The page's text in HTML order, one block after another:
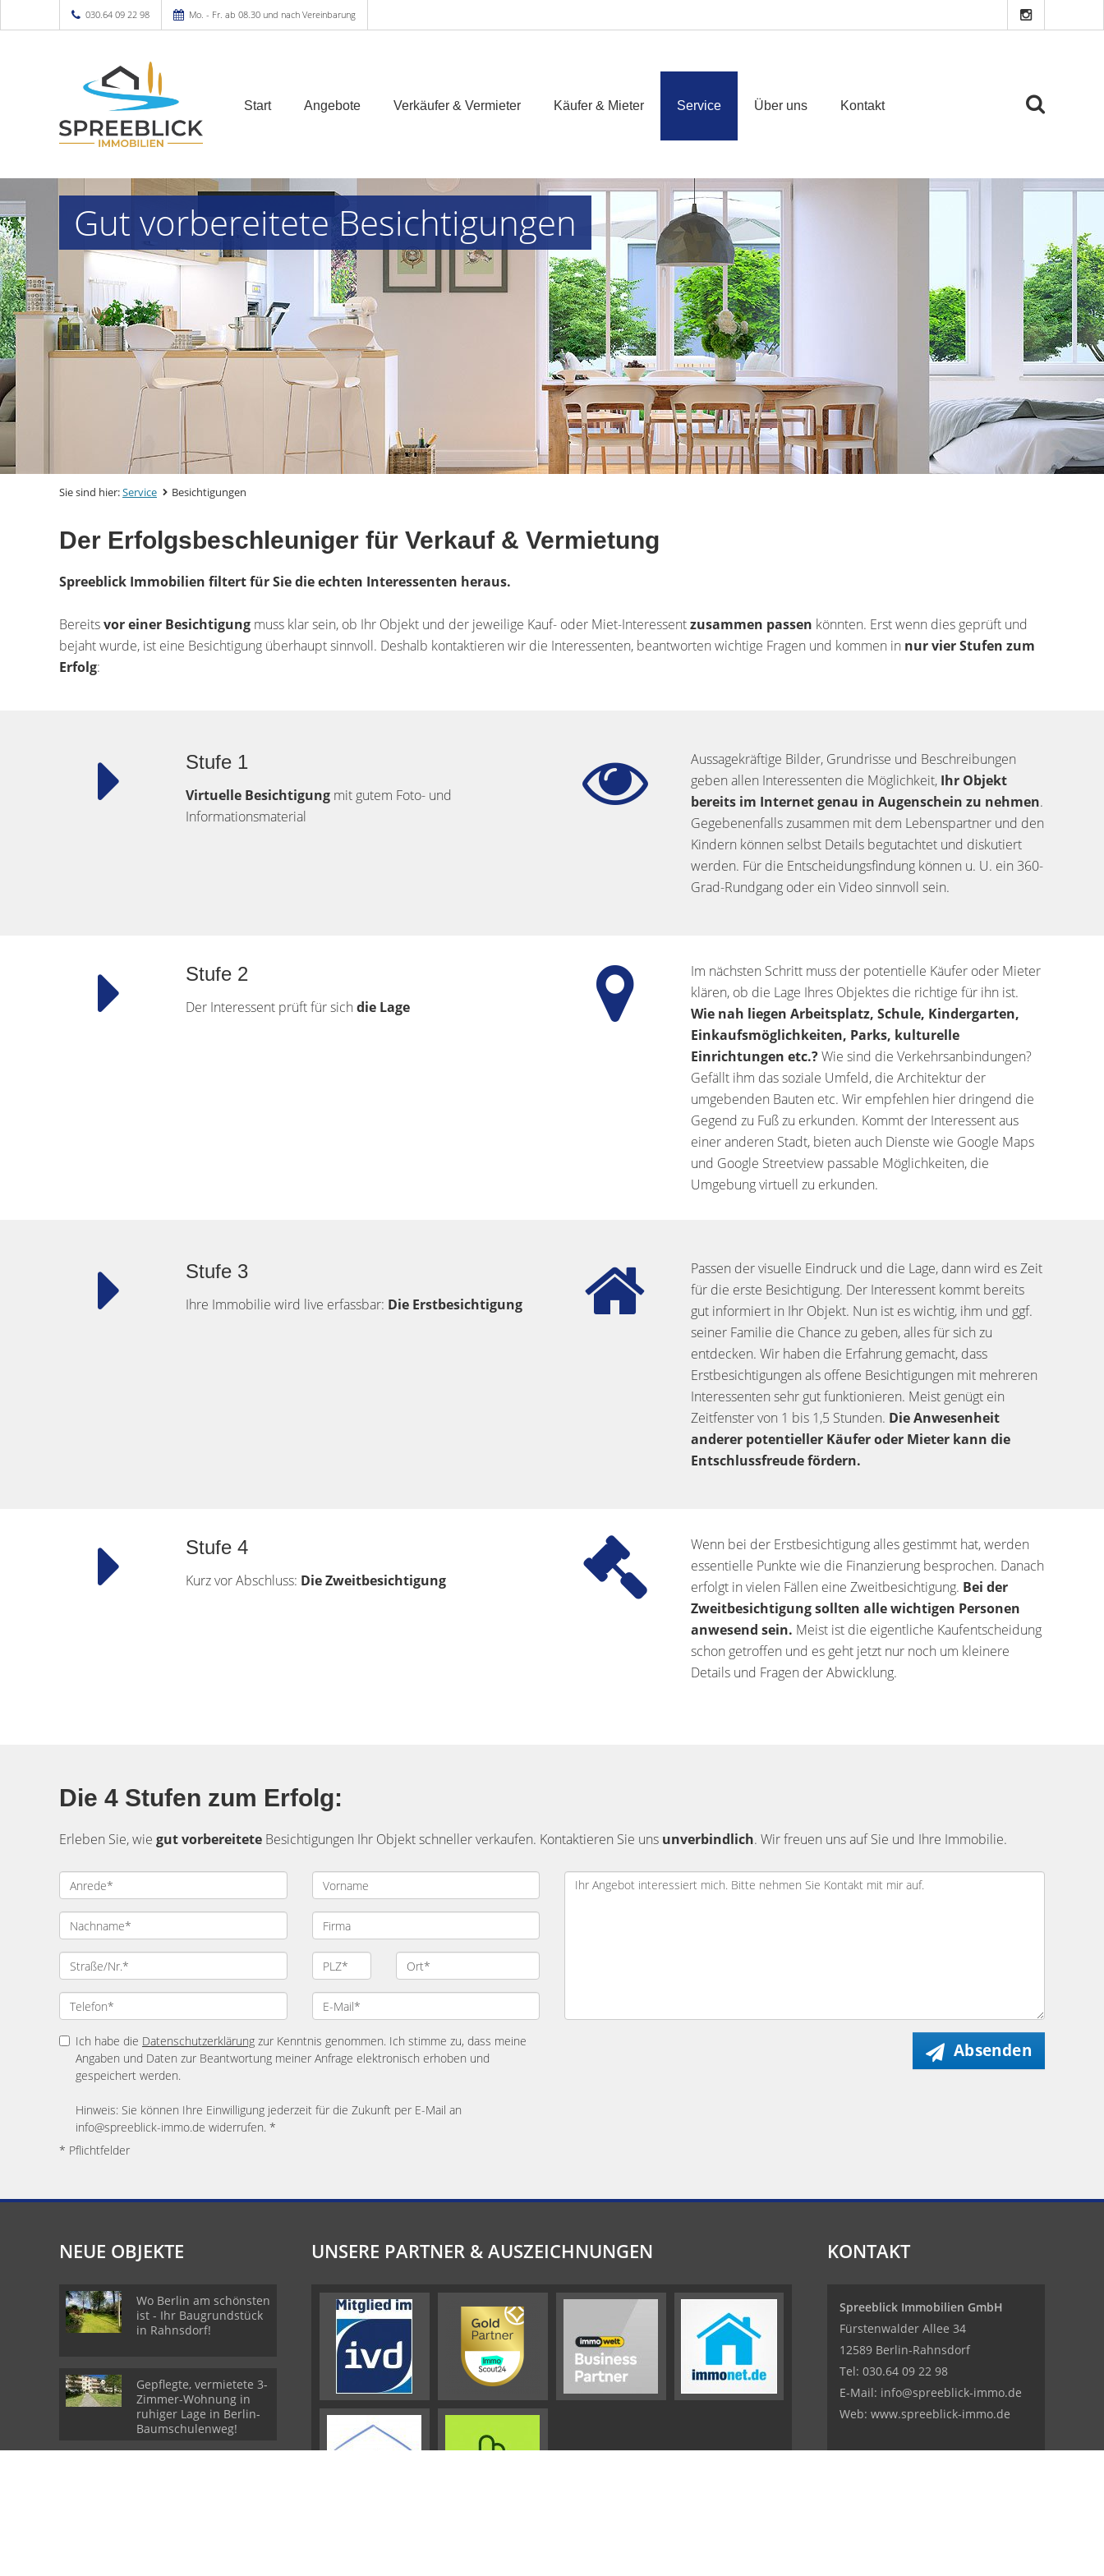
030.64 09 22 98 Mo. - Fr. ab 08.30 und nach Vereinbarung
Start Angebote Verkäufer & Vermieter Käufer & Mieter Service Über uns Kontakt
Gut vorbereitete Besichtigungen
Sie sind hier:Service Besichtigungen
Der Erfolgsbeschleuniger für Verkauf & Vermietung
Spreeblick Immobilien filtert für Sie die echten Interessenten heraus.
Bereitsvor einer Besichtigung muss klar sein, ob Ihr Objekt und der jeweilige Kauf- oder Miet-Interessentzusammen passen könnten. Erst wenn dies geprüft und
bejaht wurde, ist eine Besichtigung überhaupt sinnvoll. Deshalb kontaktieren wir die Interessenten, beantworten wichtige Fragen und kommen in nur vier Stufen zum
Erfolg:
Stufe 1
Virtuelle Besichtigungmit gutem Foto- und
Informationsmaterial
Aussagekräftige Bilder, Grundrisse und Beschreibungen
geben allen Interessenten die Möglichkeit, Ihr Objekt
bereits im Internet genau in Augenschein zu nehmen.
Gegebenenfalls zusammen mit dem Lebenspartner und den
Kindern können selbst Details begutachtet und diskutiert
werden. Für die Entscheidungsfindung können u. U. ein 360-
Grad-Rundgang oder ein Video sinnvoll sein.
Stufe 2
Der Interessent prüft für sich die Lage
Im nächsten Schritt muss der potentielle Käufer oder Mieter
klären, ob die Lage Ihres Objektes die richtige für ihn ist.
Wie nah liegen Arbeitsplatz, Schule, Kindergarten,
Einkaufsmöglichkeiten, Parks, kulturelle
Einrichtungen etc.?Wie sind die Verkehrsanbindungen?
Gefällt ihm das soziale Umfeld, die Architektur der
umgebenden Bauten etc. Wir empfehlen hier dringend die
Gegend zu Fuß zu erkunden. Kommt der Interessent aus
einer anderen Stadt, bieten auch Dienste wie Google Maps
und Google Streetview passable Möglichkeiten, die
Umgebung virtuell zu erkunden.
Stufe 3
Ihre Immobilie wird live erfassbar: Die Erstbesichtigung
Passen der visuelle Eindruck und die Lage, dann wird es Zeit
für die erste Besichtigung. Der Interessent kommt bereits
gut informiert in Ihr Objekt. Nun ist es wichtig, ihm und ggf.
seiner Familie die Chance zu geben, alles für sich zu
entdecken. Wir haben die Erfahrung gemacht, dass
Erstbesichtigungen als offene Besichtigungen mit mehreren
Interessenten sehr gut funktionieren. Meist genügt ein
Zeitfenster von 1 bis 1,5 Stunden. Die Anwesenheit
anderer potentieller Käufer oder Mieter kann die
Entschlussfreude fördern.
Stufe 4
Kurz vor Abschluss: Die Zweitbesichtigung
Wenn bei der Erstbesichtigung alles gestimmt hat, werden
essentielle Punkte wie die Finanzierung besprochen. Danach
erfolgt in vielen Fällen eine Zweitbesichtigung. Bei der
Zweitbesichtigung sollten alle wichtigen Personen
anwesend sein. Meist ist die eigentliche Kaufentscheidung
schon getroffen und es geht jetzt nur noch um kleinere
Details und Fragen der Abwicklung.
Die 4 Stufen zum Erfolg:
Erleben Sie, wie gut vorbereitete Besichtigungen Ihr Objekt schneller verkaufen. Kontaktieren Sie uns unverbindlich. Wir freuen uns auf Sie und Ihre Immobilie.
Ich habe die Datenschutzerklärung zur Kenntnis genommen. Ich stimme zu, dass meine
Angaben und Daten zur Beantwortung meiner Anfrage elektronisch erhoben und
gespeichert werden.
Hinweis: Sie können Ihre Einwilligung jederzeit für die Zukunft per E-Mail an
info@spreeblick-immo.de widerrufen. *
* Pflichtfelder
Absenden
NEUE OBJEKTE
Wo Berlin am schönsten
ist - Ihr Baugrundstück
in Rahnsdorf!
Gepflegte, vermietete 3-
Zimmer-Wohnung in
ruhiger Lage in Berlin-
Baumschulenweg!
UNSERE PARTNER & AUSZEICHNUNGEN KONTAKT
Spreeblick Immobilien GmbH
Fürstenwalder Allee 34
12589 Berlin-Rahnsdorf
Tel: 030.64 09 22 98
E-Mail: info@spreeblick-immo.de
Web: www.spreeblick-immo.de